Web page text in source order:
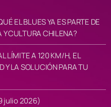
EL BLUES YA ES PARTE DE
Y CULTURA CHILENA?
LÍMITE A 120 KM/H, EL
Y LA SOLUCIÓN PARA TU
julio 2026)